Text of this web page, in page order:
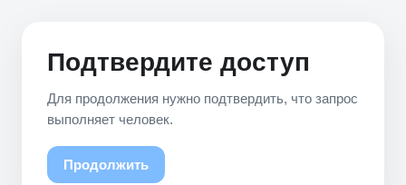
Подтвердите доступ
Для продолжения нужно подтвердить, что запрос
выполняет человек.
Продолжить